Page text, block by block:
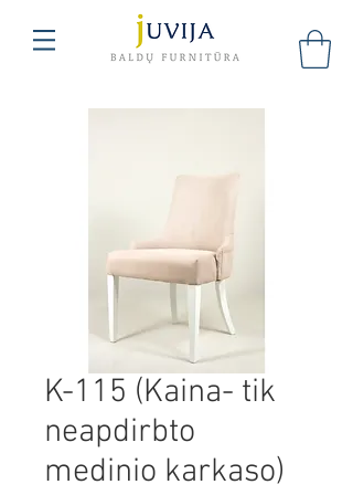
K-115 (Kaina- tik
neapdirbto
medinio karkaso)